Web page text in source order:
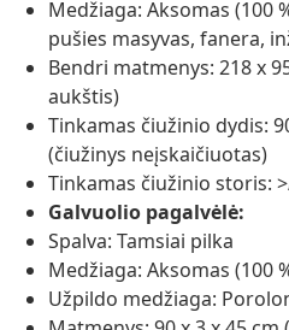
Medžiaga: Aksomas (100
pušies masyvas, fanera,
Bendri matmenys: 218 x
aukštis)
Tinkamas čiužinio dydis:
(čiužinys neįskaičiuotas)
Tinkamas čiužinio storis:
Galvuolio pagalvėlė:
Spalva: Tamsiai pilka
Medžiaga: Aksomas (100
Užpildo medžiaga: